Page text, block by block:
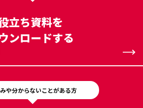
立ち資料を
ンロードする
や分からないことがある方